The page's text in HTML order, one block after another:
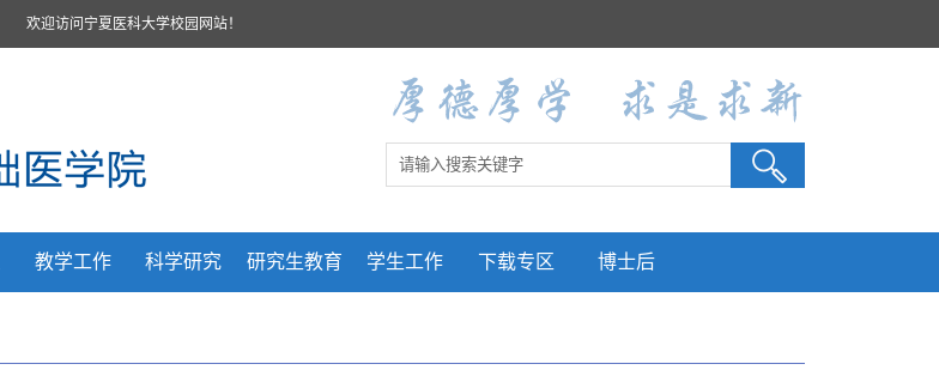
欢迎访问宁夏医科大学校园网站！
教学工作 科学研究 研究生教育 学生工作 下载专区 博士后